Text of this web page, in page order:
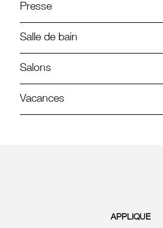
Presse
Salle de bain
Salons
Vacances
APPLIQUE